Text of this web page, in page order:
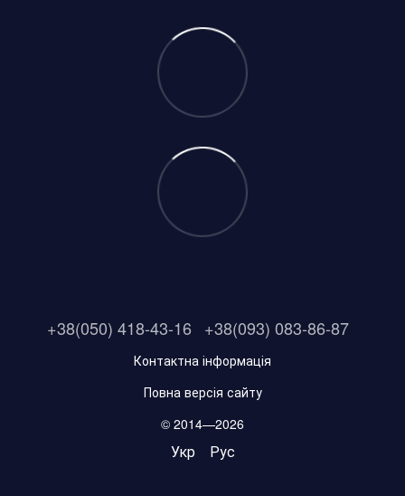
+38(050) 418-43-16 +38(093) 083-86-87
Контактна інформація
Повна версія сайту
© 2014—2026
Укр Рус